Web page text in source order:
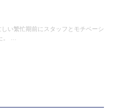
い繁忙期前にスタッフとモチベーシ
。 …